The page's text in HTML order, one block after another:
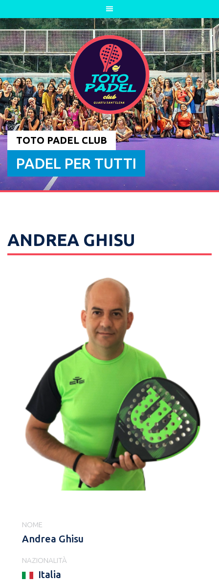
to
content
TOTO PADEL CLUB
PADEL PER TUTTI
ANDREA GHISU
NOME
Andrea Ghisu
NAZIONALITÀ
Italia